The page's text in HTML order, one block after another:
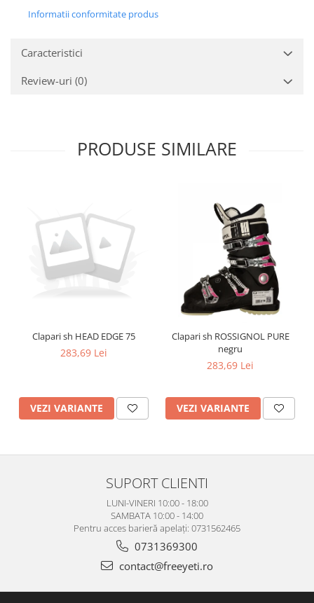
Informatii conformitate produs
Caracteristici
Review-uri (0)
PRODUSE SIMILARE
Clapari sh HEAD EDGE 75
283,69 Lei
VEZI VARIANTE
Clapari sh ROSSIGNOL PURE
negru
283,69 Lei
VEZI VARIANTE
SUPORT CLIENTI
LUNI-VINERI 10:00 - 18:00
SAMBATA 10:00 - 14:00
Pentru acces barieră apelați: 0731562465
0731369300
contact@freeyeti.ro